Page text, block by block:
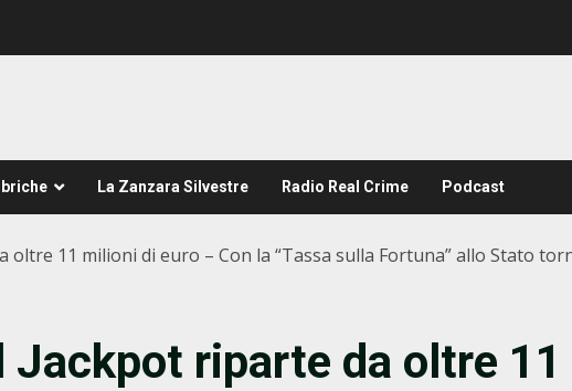
La Zanzara Silvestre Radio Real Crime Podcast
oltre 11 milioni di euro – Con la “Tassa sulla Fortuna” allo Stato
Jackpot riparte da oltre 11